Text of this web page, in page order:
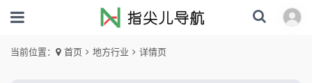
当前位置： 首页 地方行业 详情页